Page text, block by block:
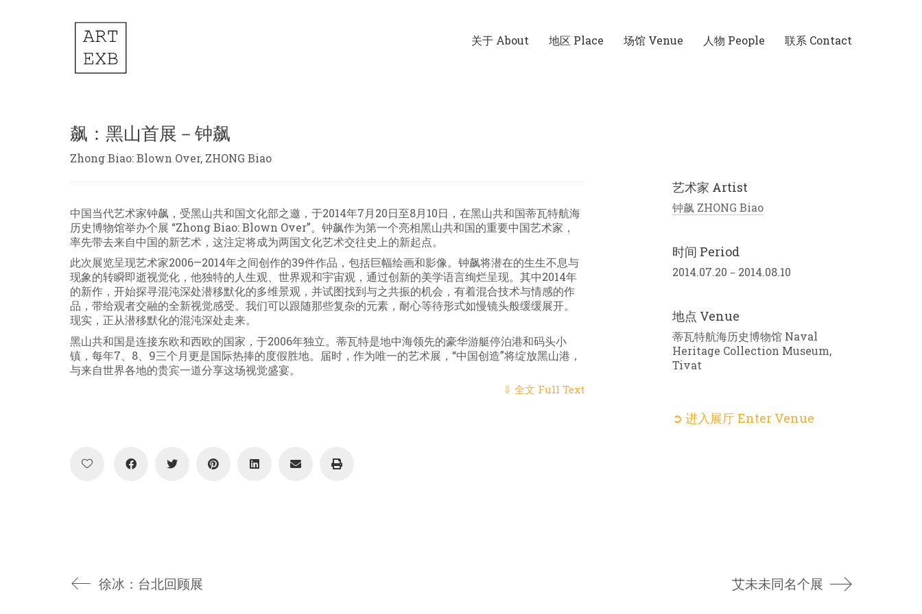
关于 About 地区 Place 场馆 Venue 人物 People 联系 Contact
飙：黑山首展－钟飙
Zhong Biao: Blown Over, ZHONG Biao
中国当代艺术家钟飙，受黑山共和国文化部之邀，于2014年7月20日至8月10日，在黑山共和国蒂瓦特航海
历史博物馆举办个展 “Zhong Biao: Blown Over”。钟飙作为第一个亮相黑山共和国的重要中国艺术家，
率先带去来自中国的新艺术，这注定将成为两国文化艺术交往史上的新起点。
此次展览呈现艺术家2006—2014年之间创作的39件作品，包括巨幅绘画和影像。钟飙将潜在的生生不息与
现象的转瞬即逝视觉化，他独特的人生观、世界观和宇宙观，通过创新的美学语言绚烂呈现。其中2014年
的新作，开始探寻混沌深处潜移默化的多维景观，并试图找到与之共振的机会，有着混合技术与情感的作
品，带给观者交融的全新视觉感受。我们可以跟随那些复杂的元素，耐心等待形式如慢镜头般缓缓展开。
现实，正从潜移默化的混沌深处走来。
黑山共和国是连接东欧和西欧的国家，于2006年独立。蒂瓦特是地中海领先的豪华游艇停泊港和码头小
镇，每年7、8、9三个月更是国际热捧的度假胜地。届时，作为唯一的艺术展，“中国创造”将绽放黑山港，
与来自世界各地的贵宾一道分享这场视觉盛宴。
⇩ 全文 Full Text
艺术家 Artist
钟飙 ZHONG Biao
时间 Period
2014.07.20－2014.08.10
地点 Venue
蒂瓦特航海历史博物馆 Naval
Heritage Collection Museum,
Tivat
➲ 进入展厅 Enter Venue
徐冰：台北回顾展 艾未未同名个展